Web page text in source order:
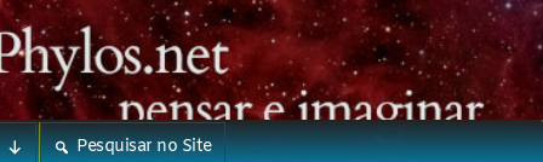
Pesquisar no Site